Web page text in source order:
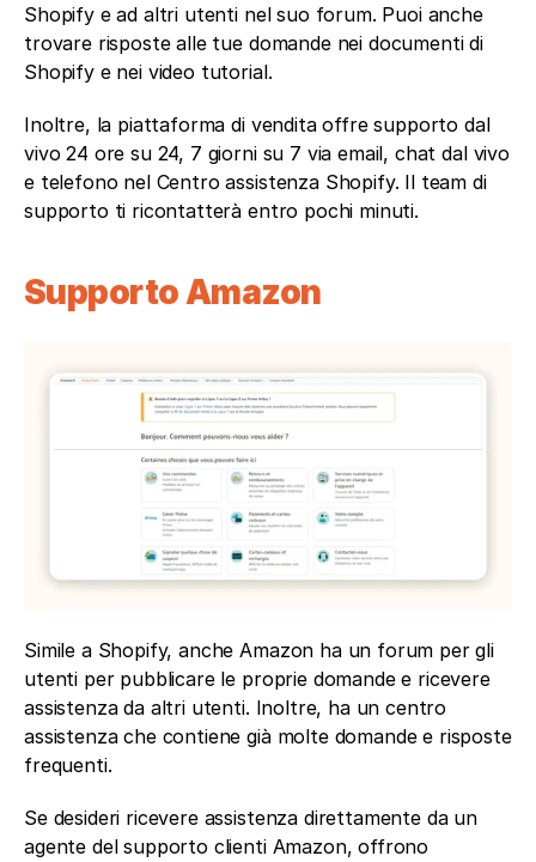
Shopify e ad altri utenti nel suo forum. Puoi anche
trovare risposte alle tue domande nei documenti di
Shopify e nei video tutorial.
Inoltre, la piattaforma di vendita offre supporto dal
vivo 24 ore su 24, 7 giorni su 7 via email, chat dal vivo
e telefono nel Centro assistenza Shopify. Il team di
supporto ti ricontatterà entro pochi minuti.
Supporto Amazon
Simile a Shopify, anche Amazon ha un forum per gli
utenti per pubblicare le proprie domande e ricevere
assistenza da altri utenti. Inoltre, ha un centro
assistenza che contiene già molte domande e risposte
frequenti.
Se desideri ricevere assistenza direttamente da un
agente del supporto clienti Amazon, offrono